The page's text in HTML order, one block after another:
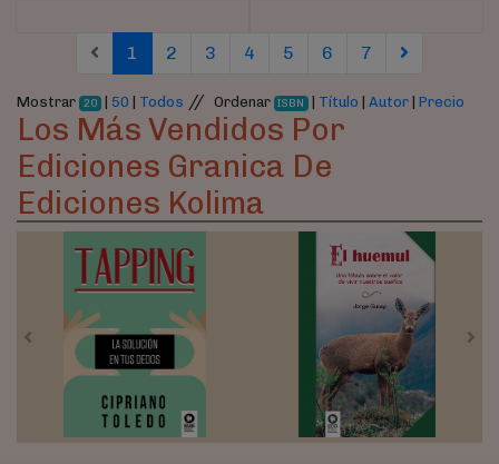
1 (current)
2 (current)
3 (current)
4 (current)
5 (current)
6 (current)
7 (current)
Mostrar 20 | 50 Todos // Ordenar ISBN Título |Autor |Precio
Los Más Vendidos Por
Ediciones Granica De
Ediciones Kolima
Previous